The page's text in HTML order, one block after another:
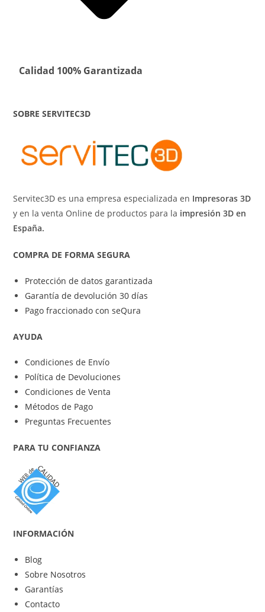
Calidad 100% Garantizada
SOBRE SERVITEC3D
Servitec3D es una empresa especializada en Impresoras 3D
y en la venta Online de productos para la impresión 3D en
España.
COMPRA DE FORMA SEGURA
Protección de datos garantizada
Garantía de devolución 30 días
Pago fraccionado con seQura
AYUDA
Condiciones de Envío
Política de Devoluciones
Condiciones de Venta
Métodos de Pago
Preguntas Frecuentes
PARA TU CONFIANZA
INFORMACIÓN
Blog
Sobre Nosotros
Garantías
Contacto